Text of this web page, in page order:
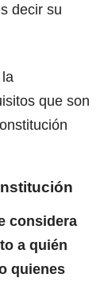
decir su
que son
considera
a quién
quienes